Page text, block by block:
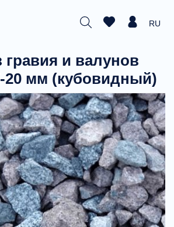
RU
и валунов
20 мм (кубовидный)